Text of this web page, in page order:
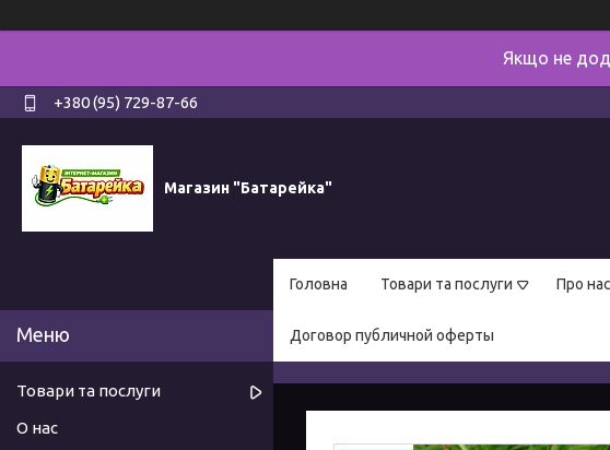
Якщо не
+380 (95) 729-87-66
Магазин "Батарейка"
Головна Товари та послуги Про нас
Договор публичной оферты
Товари та послуги
О нас